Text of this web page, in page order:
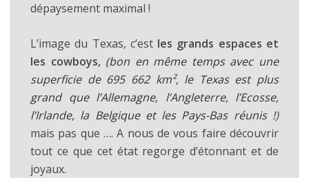
dépaysement maximal !
L’image du Texas, c’est les grands espaces et
les cowboys, (bon en même temps avec une
superficie de 695 662 km², le Texas est plus
grand que l’Allemagne, l’Angleterre, l’Ecosse,
l’Irlande, la Belgique et les Pays-Bas réunis !)
mais pas que …. A nous de vous faire découvrir
tout ce que cet état regorge d’étonnant et de
joyaux.